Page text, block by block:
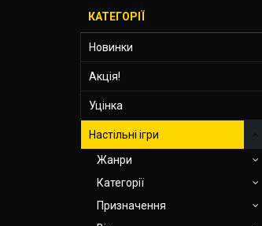
КАТЕГОРІЇ
Новинки
Акція!
Уцінка
Настільні ігри
Жанри
Категорії
Призначення